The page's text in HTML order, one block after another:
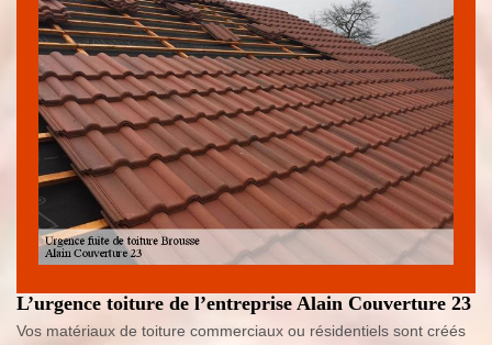
L’urgence toiture de l’entreprise Alain Couverture 23
Vos matériaux de toiture commerciaux ou résidentiels sont créés